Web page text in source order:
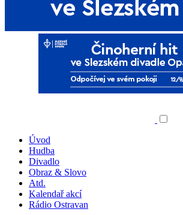
Úvod
Hudba
Divadlo
Obraz & Slovo
Atd.
Kalendař akcí
Rádio Ostravan